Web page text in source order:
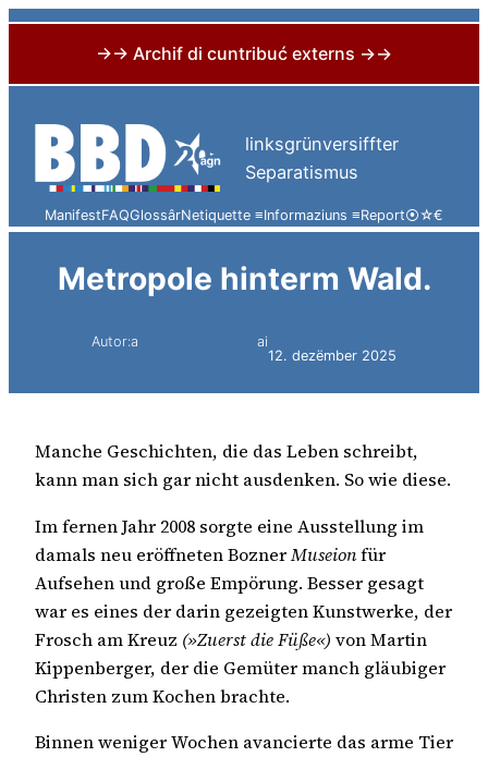
→→ Archif di cuntribuć externs →→
content
linksgrünversiffter
Separatismus
ManifestFAQGlossârNetiquette ≡Informaziuns ≡Report⦿☆€
Metropole hinterm Wald.
Autor:a
ai
12. dezëmber 2025
Manche Geschichten, die das Leben schreibt,
kann man sich gar nicht ausdenken. So wie diese.
Im fernen Jahr 2008 sorgte eine Ausstellung im
damals neu eröffneten BoznerMuseionfür
Aufsehen und große Empörung. Besser gesagt
war es eines der darin gezeigten Kunstwerke, der
Frosch am Kreuz (»Zuerst die Füße«) von Martin
Kippenberger, der die Gemüter manch gläubiger
Christen zum Kochen brachte.
Binnen weniger Wochen avancierte das arme Tier